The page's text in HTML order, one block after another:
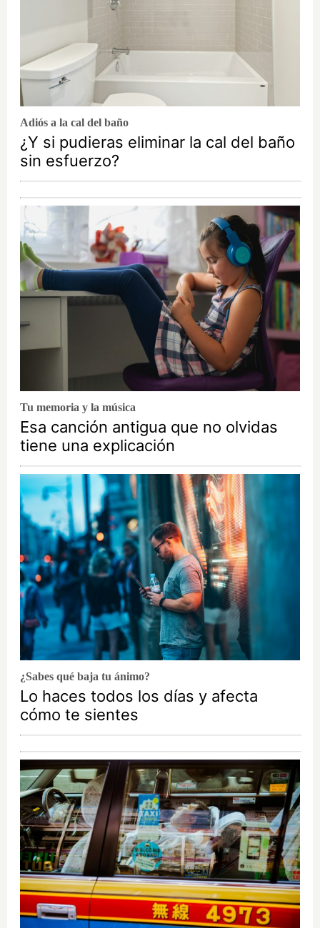
Adiós a la cal del baño
¿Y si pudieras eliminar la cal del baño
sin esfuerzo?
Tu memoria y la música
Esa canción antigua que no olvidas
tiene una explicación
¿Sabes qué baja tu ánimo?
Lo haces todos los días y afecta
cómo te sientes